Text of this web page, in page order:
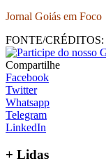
Jornal Goiás em Foco
FONTE/CRÉDITOS:
Compartilhe
Facebook
Twitter
Whatsapp
Telegram
LinkedIn
+ Lidas